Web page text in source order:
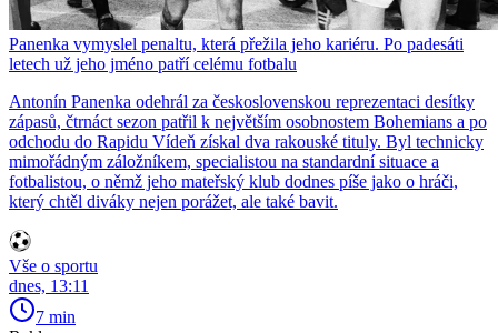
Panenka vymyslel penaltu, která přežila jeho kariéru. Po padesáti
letech už jeho jméno patří celému fotbalu
Antonín Panenka odehrál za československou reprezentaci desítky
zápasů, čtrnáct sezon patřil k největším osobnostem Bohemians a po
odchodu do Rapidu Vídeň získal dva rakouské tituly. Byl technicky
mimořádným záložníkem, specialistou na standardní situace a
fotbalistou, o němž jeho mateřský klub dodnes píše jako o hráči,
který chtěl diváky nejen porážet, ale také bavit.
Vše o sportu
dnes, 13:11
7 min